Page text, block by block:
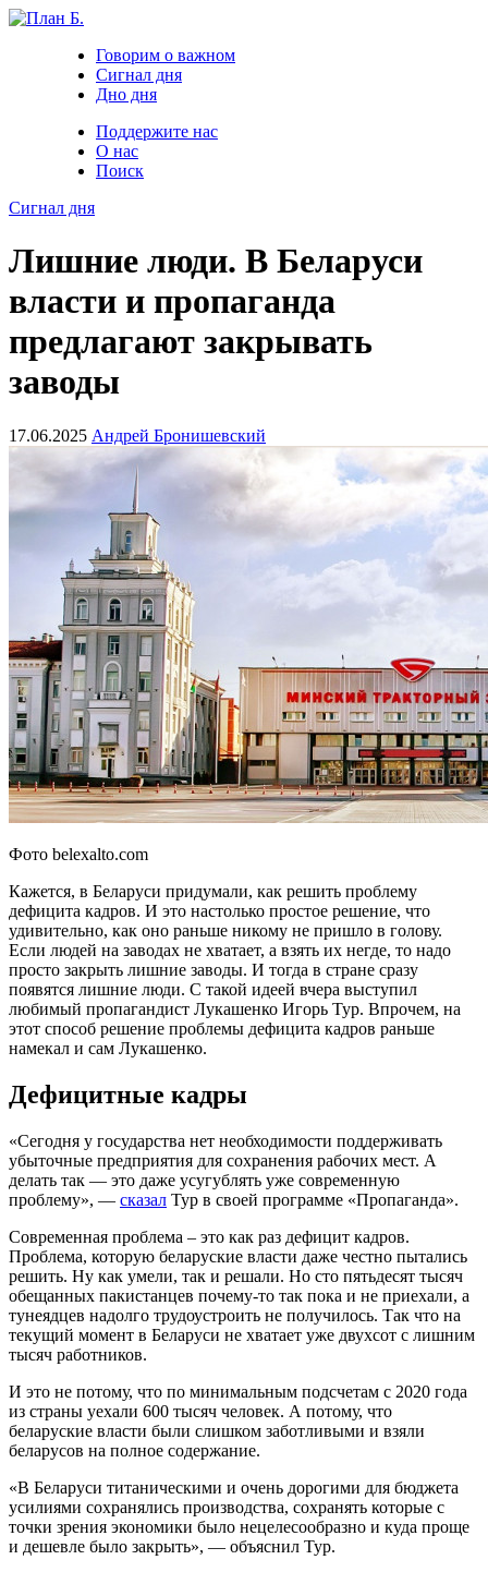
Говорим о важном
Сигнал дня
Дно дня
Поддержите нас
О нас
Поиск
Сигнал дня
Лишние люди. В Беларуси
власти и пропаганда
предлагают закрывать
заводы
17.06.2025 Андрей Бронишевский
Фото belexalto.com
Кажется, в Беларуси придумали, как решить проблему
дефицита кадров. И это настолько простое решение, что
удивительно, как оно раньше никому не пришло в голову.
Если людей на заводах не хватает, а взять их негде, то надо
просто закрыть лишние заводы. И тогда в стране сразу
появятся лишние люди. С такой идеей вчера выступил
любимый пропагандист Лукашенко Игорь Тур. Впрочем, на
этот способ решение проблемы дефицита кадров раньше
намекал и сам Лукашенко.
Дефицитные кадры
«Сегодня у государства нет необходимости поддерживать
убыточные предприятия для сохранения рабочих мест. А
делать так — это даже усугублять уже современную
проблему», — сказал Тур в своей программе «Пропаганда».
Современная проблема – это как раз дефицит кадров.
Проблема, которую беларуские власти даже честно пытались
решить. Ну как умели, так и решали. Но сто пятьдесят тысяч
обещанных пакистанцев почему-то так пока и не приехали, а
тунеядцев надолго трудоустроить не получилось. Так что на
текущий момент в Беларуси не хватает уже двухсот с лишним
тысяч работников.
И это не потому, что по минимальным подсчетам с 2020 года
из страны уехали 600 тысяч человек. А потому, что
беларуские власти были слишком заботливыми и взяли
беларусов на полное содержание.
«В Беларуси титаническими и очень дорогими для бюджета
усилиями сохранялись производства, сохранять которые с
точки зрения экономики было нецелесообразно и куда проще
и дешевле было закрыть», — объяснил Тур.